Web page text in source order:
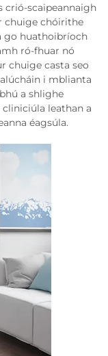
crió-scaipeannaigh
chuige chóirithe
go huathoibríoch
ró-fhuar nó
chuige casta seo
i mblianta
a shlighe
leathan a
éagsúla.